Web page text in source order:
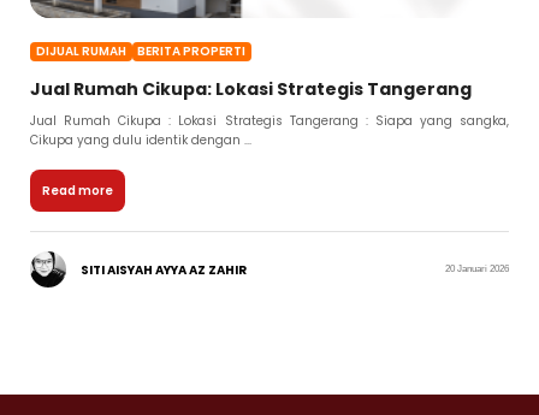
DIJUAL RUMAH BERITA PROPERTI
Jual Rumah Cikupa: Lokasi Strategis Tangerang
Jual Rumah Cikupa : Lokasi Strategis Tangerang : Siapa yang sangka,
Cikupa yang dulu identik dengan ...
Read more
SITI AISYAH AYYA AZ ZAHIR 20 Januari 2026